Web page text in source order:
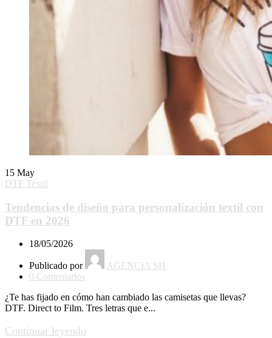
15 May
DTF Textil
Tendencias de diseño para personalización textil con
DTF en 2026
18/05/2026
Publicado por
AGENCIA SH
0 Comentarios
¿Te has fijado en cómo han cambiado las camisetas que llevas?
DTF. Direct to Film. Tres letras que e...
Continuar leyendo